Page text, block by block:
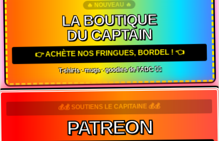
🔥 NOUVEAU 🔥
LA BOUTIQUE
DU CAPTAIN
👉 ACHÈTE NOS FRINGUES, BORDEL ! 👈
T-shirts · mugs · goodies de l'ADC 🏴‍☠️
💰💰 SOUTIENS LE CAPITAINE 💰💰
PATREON